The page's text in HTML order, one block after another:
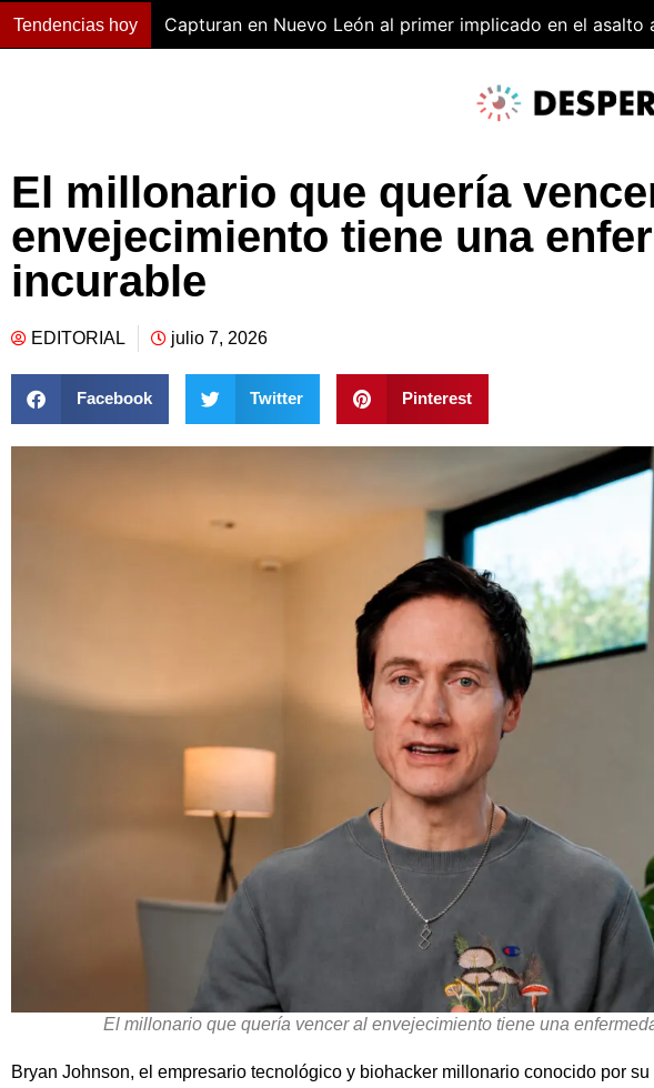
Tendencias hoy Capturan en Nuevo León al primer implicado en el asalto
El millonario que quería
envejecimiento tiene una
incurable
EDITORIAL julio 7, 2026
Facebook Twitter Pinterest
El millonario que quería vencer al envejecimiento tiene una
Bryan Johnson, el empresario tecnológico y biohacker millonario conocido por